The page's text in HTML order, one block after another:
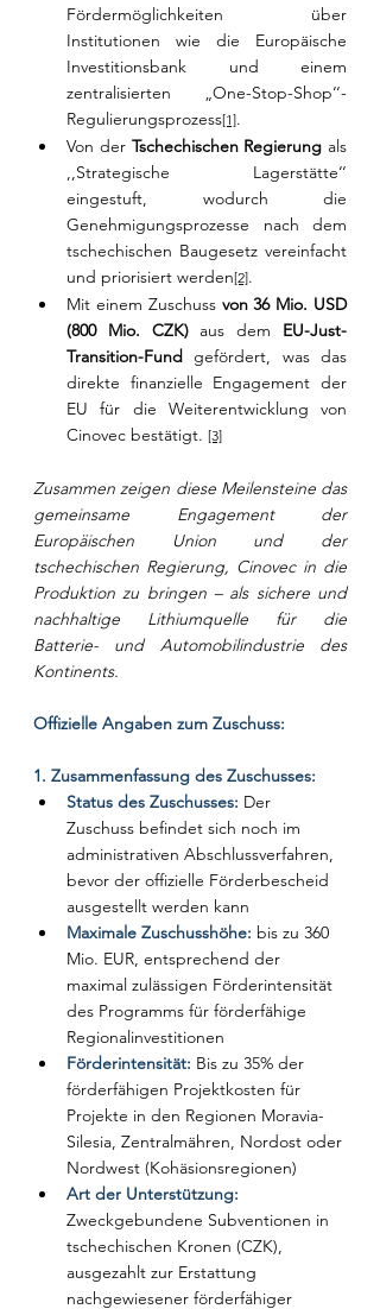
Fördermöglichkeiten über
Institutionen wie die Europäische
Investitionsbank und einem
zentralisierten „One-Stop-Shop‘‘-
Regulierungsprozess[1].
Von der Tschechischen Regierung als
,,Strategische Lagerstätte‘‘
eingestuft, wodurch die
Genehmigungsprozesse nach dem
tschechischen Baugesetz vereinfacht
und priorisiert werden[2].
Mit einem Zuschuss von 36 Mio. USD
(800 Mio. CZK) aus dem EU-Just-
Transition-Fund gefördert, was das
direkte finanzielle Engagement der
EU für die Weiterentwicklung von
Cinovec bestätigt. [3]
Zusammen zeigen diese Meilensteine das
gemeinsame Engagement der
Europäischen Union und der
tschechischen Regierung, Cinovec in die
Produktion zu bringen – als sichere und
nachhaltige Lithiumquelle für die
Batterie- und Automobilindustrie des
Kontinents.
Offizielle Angaben zum Zuschuss:
1. Zusammenfassung des Zuschusses:
Status des Zuschusses: Der
Zuschuss befindet sich noch im
administrativen Abschlussverfahren,
bevor der offizielle Förderbescheid
ausgestellt werden kann
Maximale Zuschusshöhe: bis zu 360
Mio. EUR, entsprechend der
maximal zulässigen Förderintensität
des Programms für förderfähige
Regionalinvestitionen
Förderintensität: Bis zu 35% der
förderfähigen Projektkosten für
Projekte in den Regionen Moravia-
Silesia, Zentralmähren, Nordost oder
Nordwest (Kohäsionsregionen)
Art der Unterstützung:
Zweckgebundene Subventionen in
tschechischen Kronen (CZK),
ausgezahlt zur Erstattung
nachgewiesener förderfähiger